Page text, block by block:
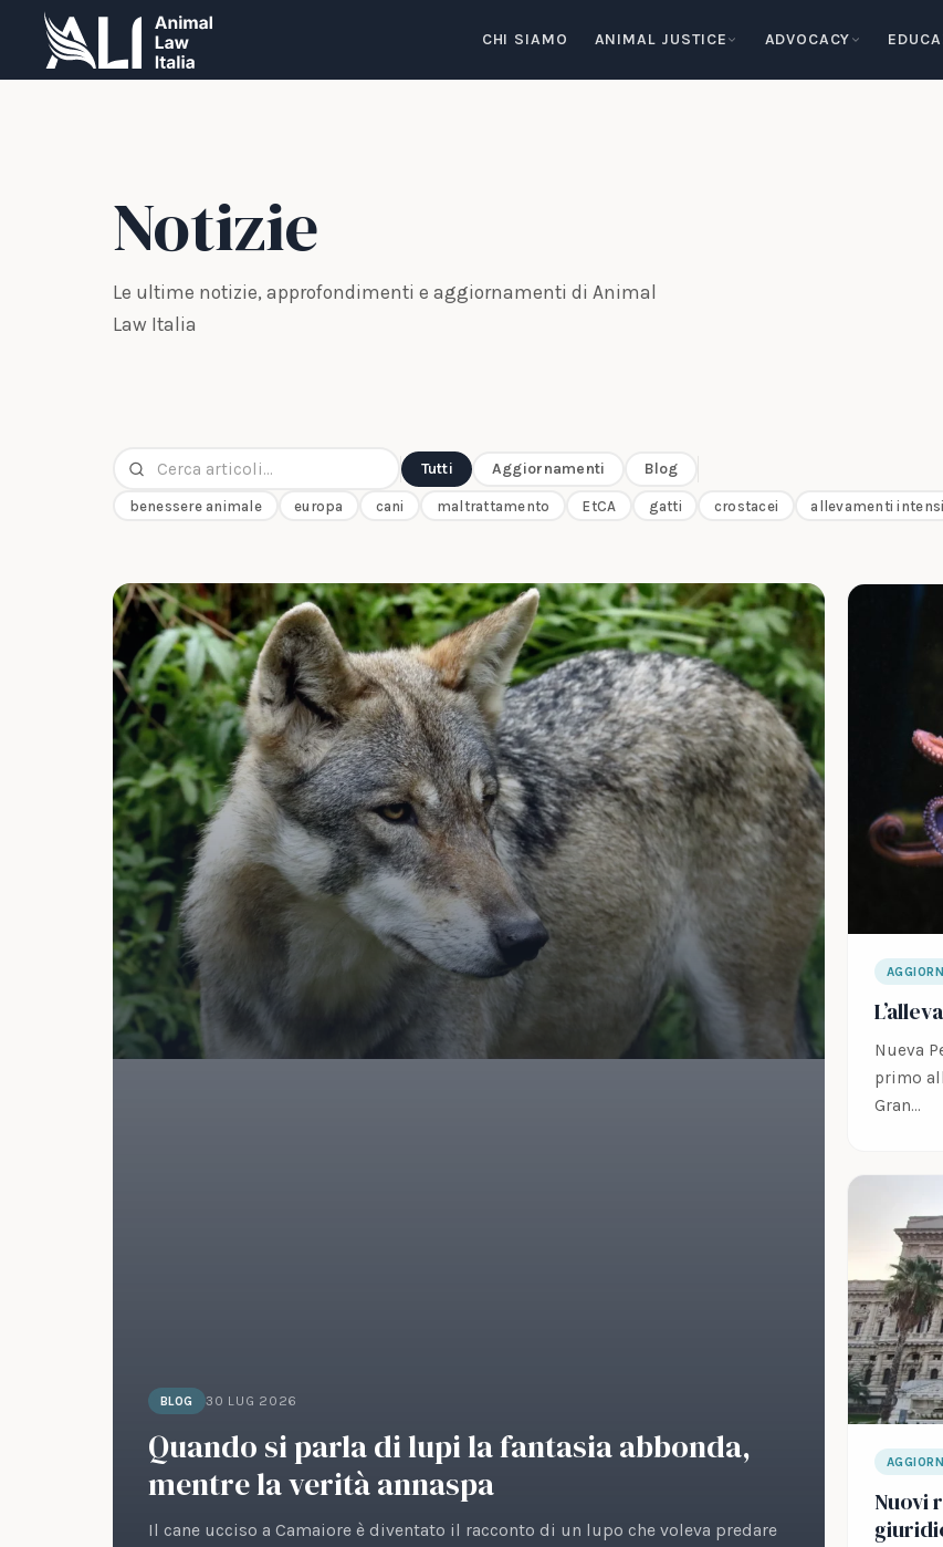
CHI SIAMO ANIMAL JUSTICE ADVOCACY
Notizie
Le ultime notizie, approfondimenti e aggiornamenti di Animal
Law Italia
Tutti Aggiornamenti Blog
benessere animale europa cani maltrattamento EtCA gatti crostacei allevamenti
BLOG 30 LUG 2026
Quando si parla di lupi la fantasia abbonda,
mentre la verità annaspa
Il cane ucciso a Camaiore è diventato il racconto di un lupo che voleva predare
Nueva
primo
Gran…
Nuovi